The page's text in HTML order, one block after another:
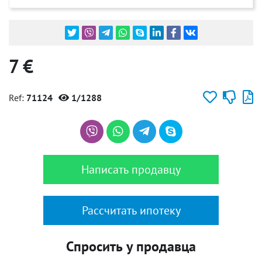
7 €
Ref: 71124 1/1288
Написать продавцу
Рассчитать ипотеку
Спросить у продавца